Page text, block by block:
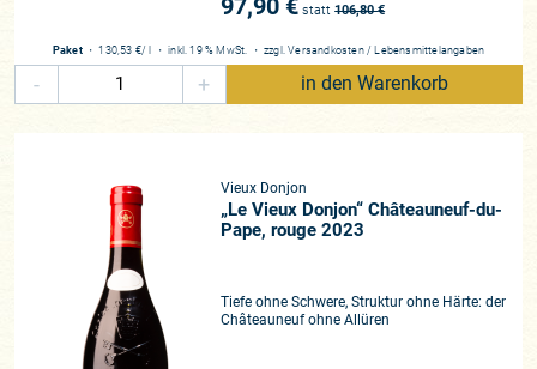
statt 106,80€
Paket・130,53 €/ l ・inkl. 19 % MwSt. ・ zzgl.Versandkosten / Lebensmittelangaben
- + in den Warenkorb
Vieux Donjon
„Le Vieux Donjon“ Châteauneuf-du-
Pape, rouge 2023
Tiefe ohne Schwere, Struktur ohne Härte: der
Châteauneuf ohne Allüren